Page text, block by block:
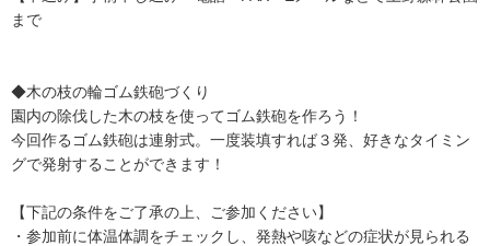
まで
◆木の枝の輪ゴム鉄砲づくり
園内の除伐した木の枝を使ってゴム鉄砲を作ろう！
今回作るゴム鉄砲は連射式。一度装填すれば３発、好きなタイミン
グで発射することができます！
【下記の条件をご了承の上、ご参加ください】
・参加前に体温体調をチェックし、発熱や咳などの症状が見られる